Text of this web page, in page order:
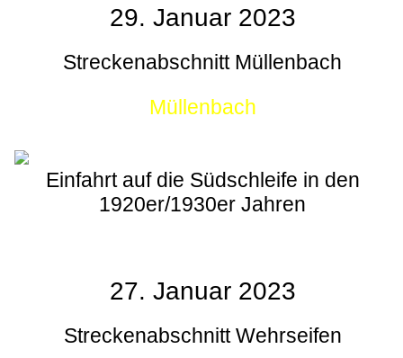
29. Januar 2023
Streckenabschnitt Müllenbach
Müllenbach
Einfahrt auf die Südschleife in den
1920er/1930er Jahren
27. Januar 2023
Streckenabschnitt Wehrseifen